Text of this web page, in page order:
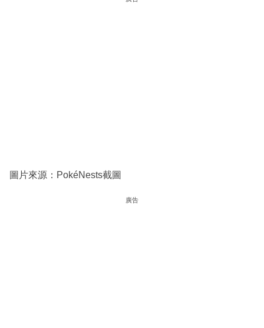
圖片來源：PokéNests截圖
廣告